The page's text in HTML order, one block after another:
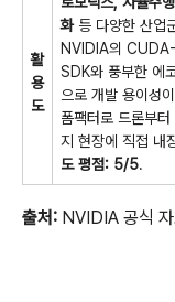
활
용
도
화등 다양한 산업
NVIDIA의
SDK와 풍부한 에
으로 개발 용이성
폼팩터로 드론부
지 현장에 직접 내
도 평점: 5/5.
출처: NVIDIA 공식